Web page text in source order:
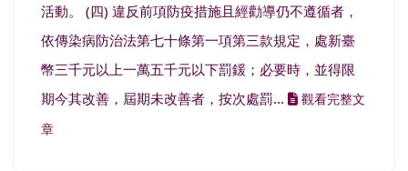
活動。 (四) 違反前項防疫措施且經勸導仍不遵循者，
依傳染病防治法第七十條第一項第三款規定，處新臺
幣三千元以上一萬五千元以下罰鍰；必要時，並得限
期今其改善，屆期未改善者，按次處罰...
觀看完整文
章